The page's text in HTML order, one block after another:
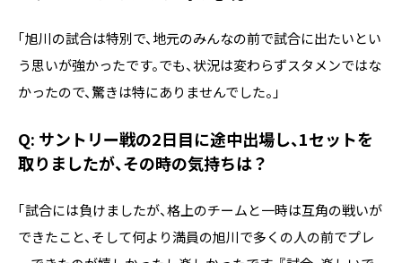
「旭川の試合は特別で、地元のみんなの前で試合に出たいとい
う思いが強かったです。でも、状況は変わらずスタメンではな
かったので、驚きは特にありませんでした。」
Q: サントリー戦の2日目に途中出場し、1セットを
取りましたが、その時の気持ちは？
「試合には負けましたが、格上のチームと一時は互角の戦いが
できたこと、そして何より満員の旭川で多くの人の前でプレ